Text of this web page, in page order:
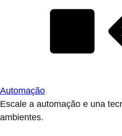
Automação
Escale a automação e una
ambientes.